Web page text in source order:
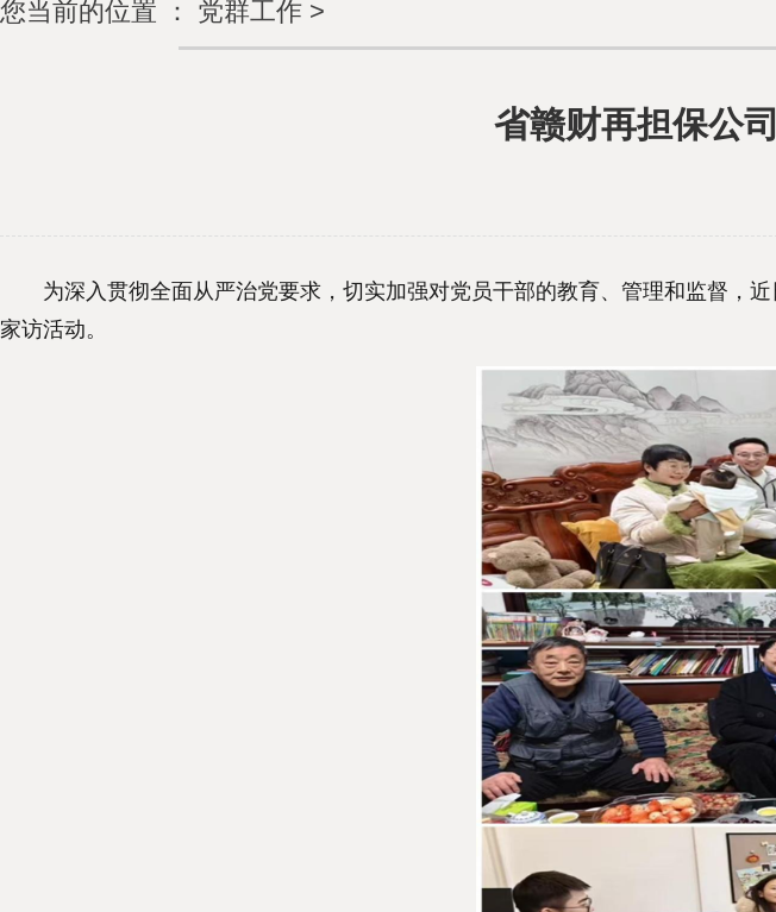
您当前的位置 ： 党群工作 >
省赣财再担保公
为深入贯彻全面从严治党要求，切实加强对党员干部的教育、管理和监督，
家访活动。